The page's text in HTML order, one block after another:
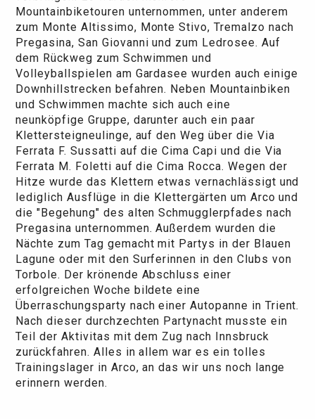
Mountainbiketouren unternommen, unter anderem
zum Monte Altissimo, Monte Stivo, Tremalzo nach
Pregasina, San Giovanni und zum Ledrosee. Auf
dem Rückweg zum Schwimmen und
Volleyballspielen am Gardasee wurden auch einige
Downhillstrecken befahren. Neben Mountainbiken
und Schwimmen machte sich auch eine
neunköpfige Gruppe, darunter auch ein paar
Klettersteigneulinge, auf den Weg über die Via
Ferrata F. Sussatti auf die Cima Capi und die Via
Ferrata M. Foletti auf die Cima Rocca. Wegen der
Hitze wurde das Klettern etwas vernachlässigt und
lediglich Ausflüge in die Klettergärten um Arco und
die "Begehung" des alten Schmugglerpfades nach
Pregasina unternommen. Außerdem wurden die
Nächte zum Tag gemacht mit Partys in der Blauen
Lagune oder mit den Surferinnen in den Clubs von
Torbole. Der krönende Abschluss einer
erfolgreichen Woche bildete eine
Überraschungsparty nach einer Autopanne in Trient.
Nach dieser durchzechten Partynacht musste ein
Teil der Aktivitas mit dem Zug nach Innsbruck
zurückfahren. Alles in allem war es ein tolles
Trainingslager in Arco, an das wir uns noch lange
erinnern werden.